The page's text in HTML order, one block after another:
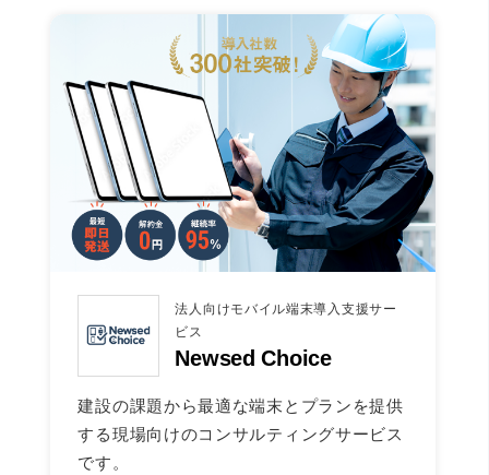
法人向けモバイル端末導入支援サー
ビス
Newsed Choice
建設の課題から最適な端末とプランを提供
する現場向けのコンサルティングサービス
です。